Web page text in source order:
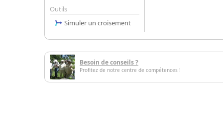
Outils
Simuler un croisement
Besoin de conseils ?
Profitez de notre centre de compétences !